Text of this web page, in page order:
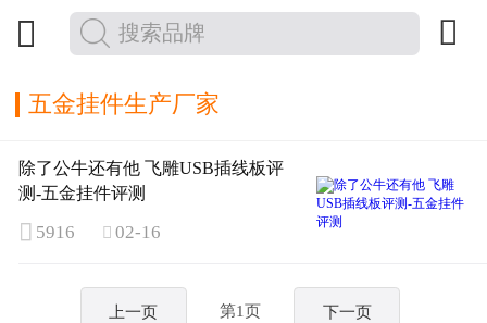
 
五金挂件生产厂家
除了公牛还有他 飞雕USB插线板评
测-五金挂件评测
 5916  02-16
上一页 第1页 下一页